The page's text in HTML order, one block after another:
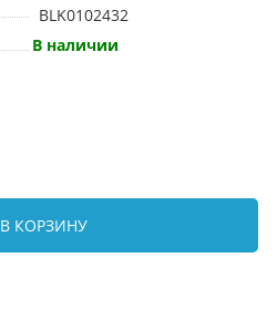
BLK0102432
В наличии
В КОРЗИНУ